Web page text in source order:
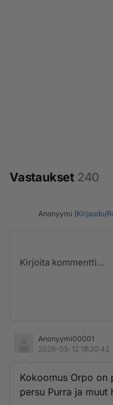
Vastaukset 240
Anonyymi (Kirjaudu/
Anonyymi00001
2026-05-12 18:20:42
Kokoomus Orpo on
persu Purra ja muut